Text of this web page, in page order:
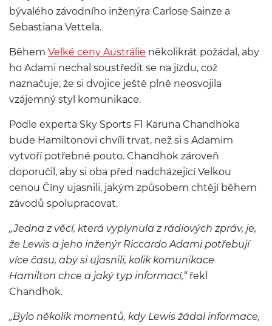
bývalého závodního inženýra Carlose Sainze a
Sebastiana Vettela.
Během Velké ceny Austrálie několikrát požádal, aby
ho Adami nechal soustředit se na jízdu, což
naznačuje, že si dvojice ještě plně neosvojila
vzájemný styl komunikace.
Podle experta Sky Sports F1 Karuna Chandhoka
bude Hamiltonovi chvíli trvat, než si s Adamim
vytvoří potřebné pouto. Chandhok zároveň
doporučil, aby si oba před nadcházející Velkou
cenou Číny ujasnili, jakým způsobem chtějí během
závodů spolupracovat.
„Jedna z věcí, která vyplynula z rádiových zpráv, je,
že Lewis a jeho inženýr Riccardo Adami potřebují
více času, aby si ujasnili, kolik komunikace
Hamilton chce a jaký typ informací,“řekl
Chandhok.
„Bylo několik momentů, kdy Lewis žádal informace,